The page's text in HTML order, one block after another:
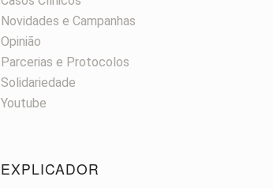
Novidades e Campanhas
Opinião
Parcerias e Protocolos
Solidariedade
Youtube
EXPLICADOR